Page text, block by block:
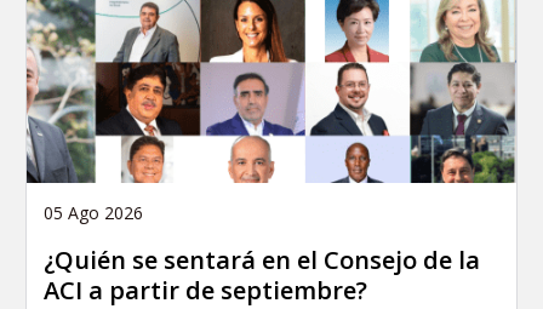
05 Ago 2026
¿Quién se sentará en el Consejo de la
ACI a partir de septiembre?